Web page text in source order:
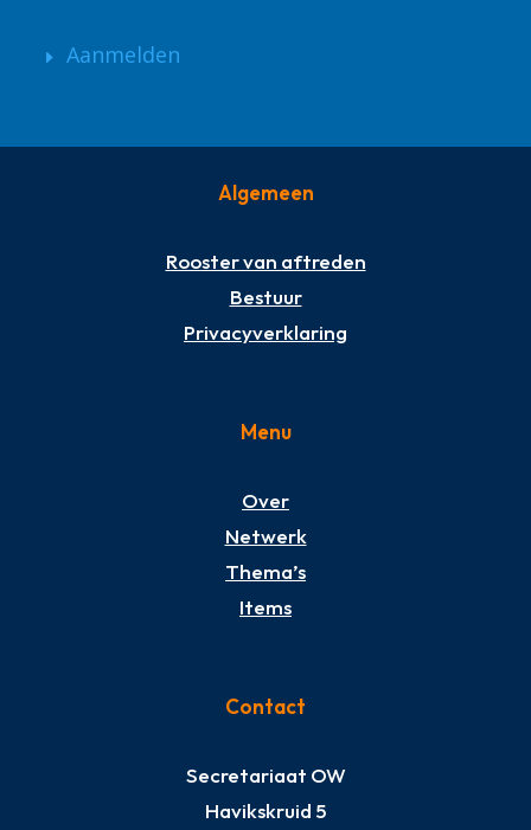
Aanmelden
Algemeen
Rooster van aftreden
Bestuur
Privacyverklaring
Menu
Over
Netwerk
Thema’s
Items
Contact
Secretariaat OW
Havikskruid 5